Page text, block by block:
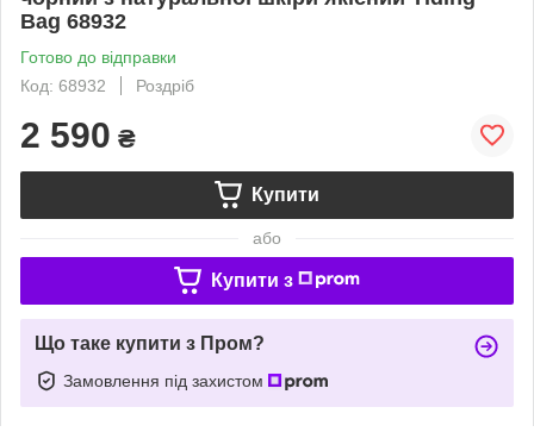
Bag 68932
Готово до відправки
Код: 68932
Роздріб
2 590 ₴
Купити
або
Купити з
Що таке купити з Пром?
Замовлення під захистом